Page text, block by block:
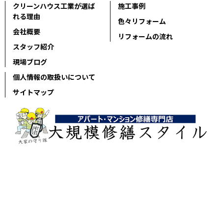
クリーンハウス工業が選ば
れる理由
会社概要
スタッフ紹介
現場ブログ
施工事例
色々リフォーム
リフォームの流れ
個人情報の取扱いについて
サイトマップ